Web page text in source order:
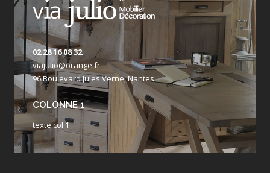
02 28 16 08 32
viajulio@orange.fr
96 Boulevard Jules Verne, Nantes
COLONNE 1
texte col 1